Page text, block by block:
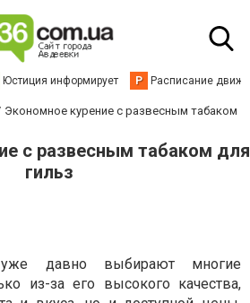
Юстиция информирует Р Расписание
Экономное курение с развесным табаком
с развесным табаком для
гильз
уже давно выбирают многие
из-за его высокого качества,